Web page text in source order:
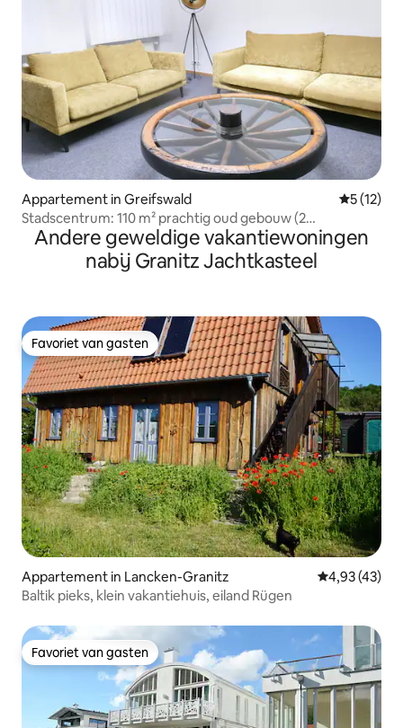
Appartement in Greifswald
5 (12)
Stadscentrum: 110 m² prachtig oud gebouw (2
badkamers)
Andere geweldige vakantiewoningen
nabij Granitz Jachtkasteel
Favoriet van gasten
Favoriet van gasten
Appartement in Lancken-Granitz Gemiddelde
4,93 (43)
Baltik pieks, klein vakantiehuis, eiland Rügen
Favoriet van gasten
Favoriet van gasten